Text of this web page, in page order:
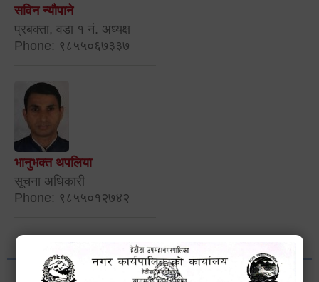
सविन न्यौपाने
प्रबक्ता, वडा १ नं. अध्यक्ष
Phone: ९८५५०६७३३७
भानुभक्त थपलिया
सूचना अधिकारी
Phone: ९८५५०१२७४२